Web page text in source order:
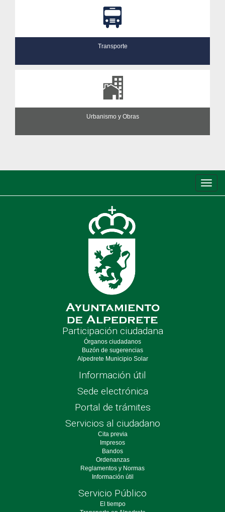
Transporte
Urbanismo y Obras
de
Participación ciudadana
Órganos ciudadanos
Buzón de sugerencias
Alpedrete Municipio Solar
Información útil
Sede electrónica
Portal de trámites
Servicios al ciudadano
Cita previa
Impresos
Bandos
Ordenanzas
Reglamentos y Normas
Información útil
Servicio Público
El tiempo